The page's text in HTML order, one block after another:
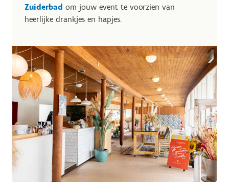
Zuiderbad om jouw event te voorzien van
heerlijke drankjes en hapjes.